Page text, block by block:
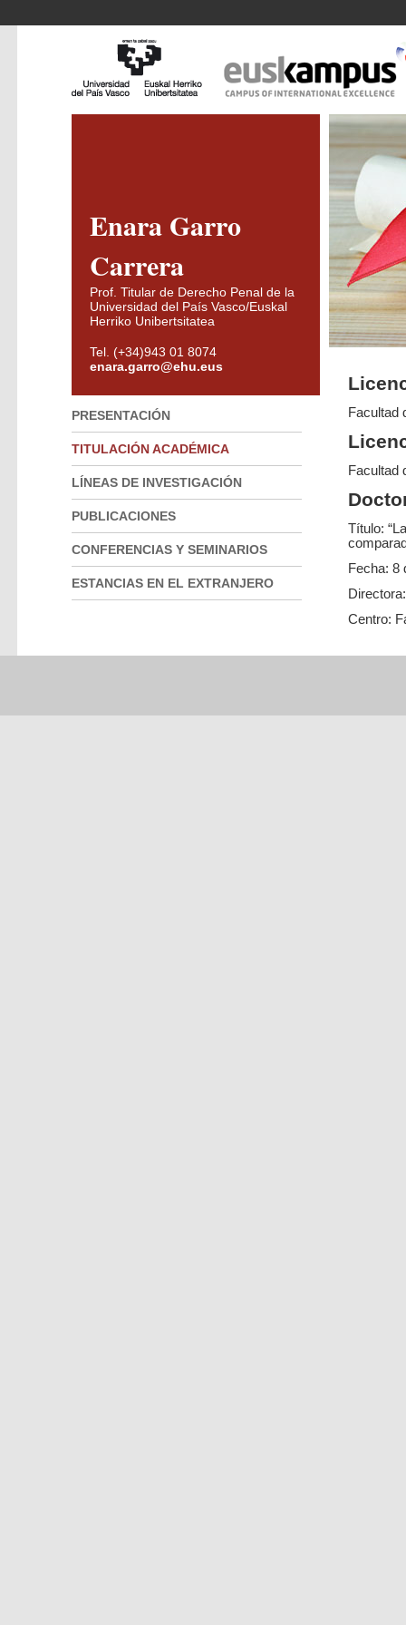
Enara Garro
Carrera
Prof. Titular de Derecho Penal de la
Universidad del País Vasco/Euskal
Herriko Unibertsitatea
Tel. (+34)943 01 8074
enara.garro@ehu.eus
PRESENTACIÓN
TITULACIÓN ACADÉMICA
LÍNEAS DE INVESTIGACIÓN
PUBLICACIONES
CONFERENCIAS Y SEMINARIOS
ESTANCIAS EN EL EXTRANJERO
Facultad
Facultad
Título:
Fecha: 8
Centro: